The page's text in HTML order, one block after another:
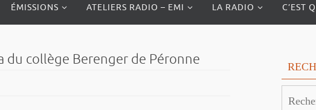
ÉMISSIONS ATELIERS RADIO – EMI LA RADIO C’EST
du collège Berenger de Péronne